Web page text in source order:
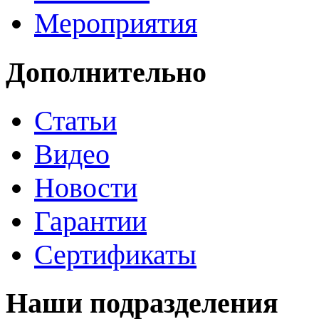
Мероприятия
Дополнительно
Статьи
Видео
Новости
Гарантии
Сертификаты
Наши подразделения